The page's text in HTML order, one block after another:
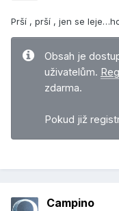
Prší , prší , jen se
Obsah je
uživatelům.
zdarma.
Pokud již
Campino